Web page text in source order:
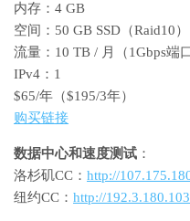
内存：4 GB
空间：50 GB SSD（Raid10）
流量：10 TB / 月（1Gbps端口
IPv4：1
$65/年（$195/3年）
购买链接
数据中心和速度测试 ：
洛杉矶CC： http://
纽约CC： http://